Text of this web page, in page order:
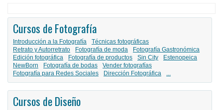
Cursos de Fotografía
Introducción a la Fotografía
Técnicas fotográficas
Retrato y Autorretrato
Fotografía de moda
Fotografía Gastronómica
Edición fotográfica
Fotografía de productos Sin City
Estenopeica
NewBorn
Fotografía de bodas
Vender fotografías
Fotografía para Redes Sociales
Dirección Fotográfica ...
Cursos de Diseño